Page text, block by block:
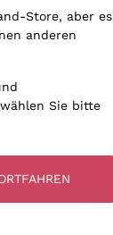
Store, aber es
anderen
Sie bitte